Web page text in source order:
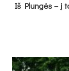
Iš Plungės – į